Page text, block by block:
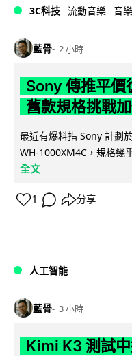
3C科技 流動音樂 音
藍骨 2 小時
Sony 傳推平
舊款規格挑戰
最近有爆料指 Sony 計劃
WH-1000XM4C，規格幾
全文
1 分享
人工智能
藍骨 3 小時
Kimi K3 測試